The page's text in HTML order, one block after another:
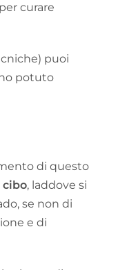
curare
puoi
potuto
di questo
cibo, laddove si
se non di
e di